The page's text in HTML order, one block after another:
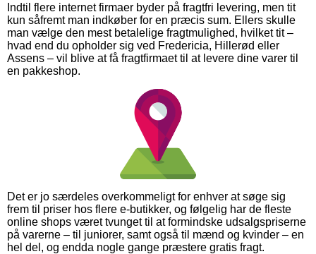
Indtil flere internet firmaer byder på fragtfri levering, men tit
kun såfremt man indkøber for en præcis sum. Ellers skulle
man vælge den mest betalelige fragtmulighed, hvilket tit –
hvad end du opholder sig ved Fredericia, Hillerød eller
Assens – vil blive at få fragtfirmaet til at levere dine varer til
en pakkeshop.
Det er jo særdeles overkommeligt for enhver at søge sig
frem til priser hos flere e-butikker, og følgelig har de fleste
online shops været tvunget til at formindske udsalgspriserne
på varerne – til juniorer, samt også til mænd og kvinder – en
hel del, og endda nogle gange præstere gratis fragt.